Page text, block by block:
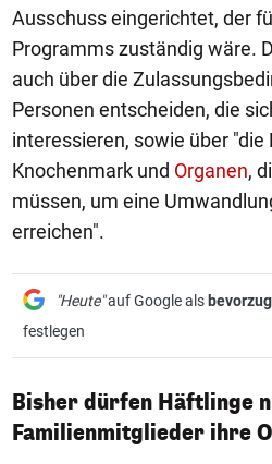
Ausschuss eingerichtet, der
Programms zuständig wäre.
auch über die
Personen entscheiden, die
interessieren, sowie über "die
Knochenmark und Organen,
müssen, um eine
erreichen".
"Heute"auf Google als
festlegen
Bisher dürfen Häftlinge
Familienmitglieder ihre